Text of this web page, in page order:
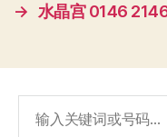
→
水晶宫 0146
索：